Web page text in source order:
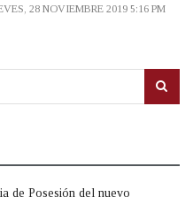
28 NOVIEMBRE 2019 5:16 PM
de Posesión del nuevo